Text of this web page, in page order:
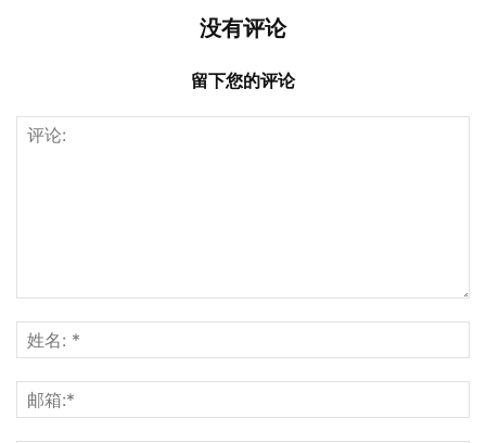
没有评论
留下您的评论